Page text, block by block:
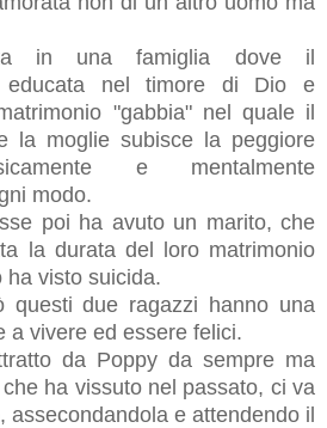
in una famiglia dove il
educata nel timore di Dio e
"gabbia" nel quale il
la moglie subisce la peggiore
e mentalmente
modo.
poi ha avuto un marito, che
la durata del loro matrimonio
ha visto suicida.
questi due ragazzi hanno una
a vivere ed essere felici.
da Poppy da sempre ma
ha vissuto nel passato, ci va
assecondandola e attendendo il